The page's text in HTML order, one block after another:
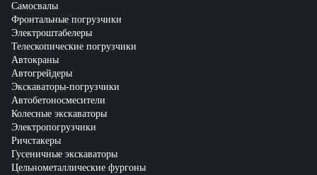
Самосвалы
Фронтальные погрузчики
Электроштабелеры
Телескопические погрузчики
Автокраны
Автогрейдеры
Экскаваторы-погрузчики
Автобетоносмесители
Колесные экскаваторы
Электропогрузчики
Ричстакеры
Гусеничные экскаваторы
Цельнометаллические фургоны